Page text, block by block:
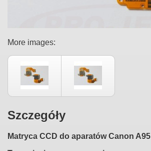
More images:
Szczegóły
Matryca CCD do aparatów Canon A95